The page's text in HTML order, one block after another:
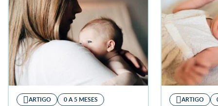
ARTIGO 0 A 5 MESES ARTIGO